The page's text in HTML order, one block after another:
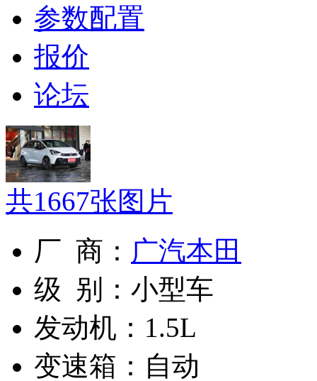
参数配置
报价
论坛
共1667张图片
厂 商： 广汽本田
级 别： 小型车
发动机： 1.5L
变速箱： 自动